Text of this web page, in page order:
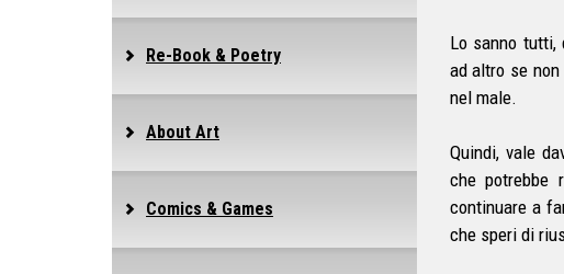
Re-Book & Poetry
About Art
Comics & Games
Lo sanno tutti,
ad altro se
nel male.
Quindi, vale
che potrebbe
continuare a
che speri di